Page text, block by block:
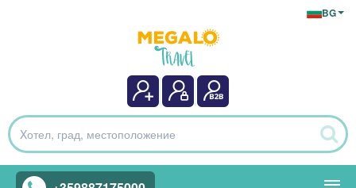
BG